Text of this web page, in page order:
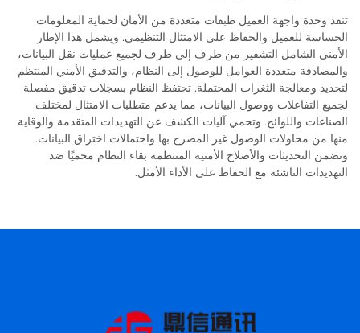
تنفذ وحدة واجهة العميل طبقات متعددة من الأمان لحماية المعلومات
الحساسة للعميل والحفاظ على الامتثال التنظيمي. ويشمل هذا الإطار
الأمني الشامل التشفير من طرف إلى طرف لجميع عمليات نقل البيانات،
والمصادقة متعددة العوامل للوصول إلى النظام، والتدقيق الأمني المنتظم
لتحديد ومعالجة الثغرات المحتملة. تحتفظ النظام بسجلات تدقيق مفصلة
لجميع التفاعلات ووصول البيانات، مما يدعم متطلبات الامتثال لمختلف
الصناعات واللوائح. وتحمي آليات الكشف عن التهديدات المتقدمة والوقاية
منها من محاولات الوصول غير المصرح بها واحتمالات اختراق البيانات.
وتضمن التحديثات والأصلاح الأمنية المنتظمة بقاء النظام محميًا ضد
التهديدات الناشئة مع الحفاظ على الأداء الأمثل.